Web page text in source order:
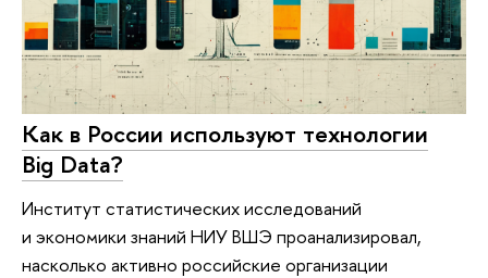
Как в России используют технологии
Big Data?
Институт статистических исследований
и экономики знаний НИУ ВШЭ проанализировал,
насколько активно российские организации